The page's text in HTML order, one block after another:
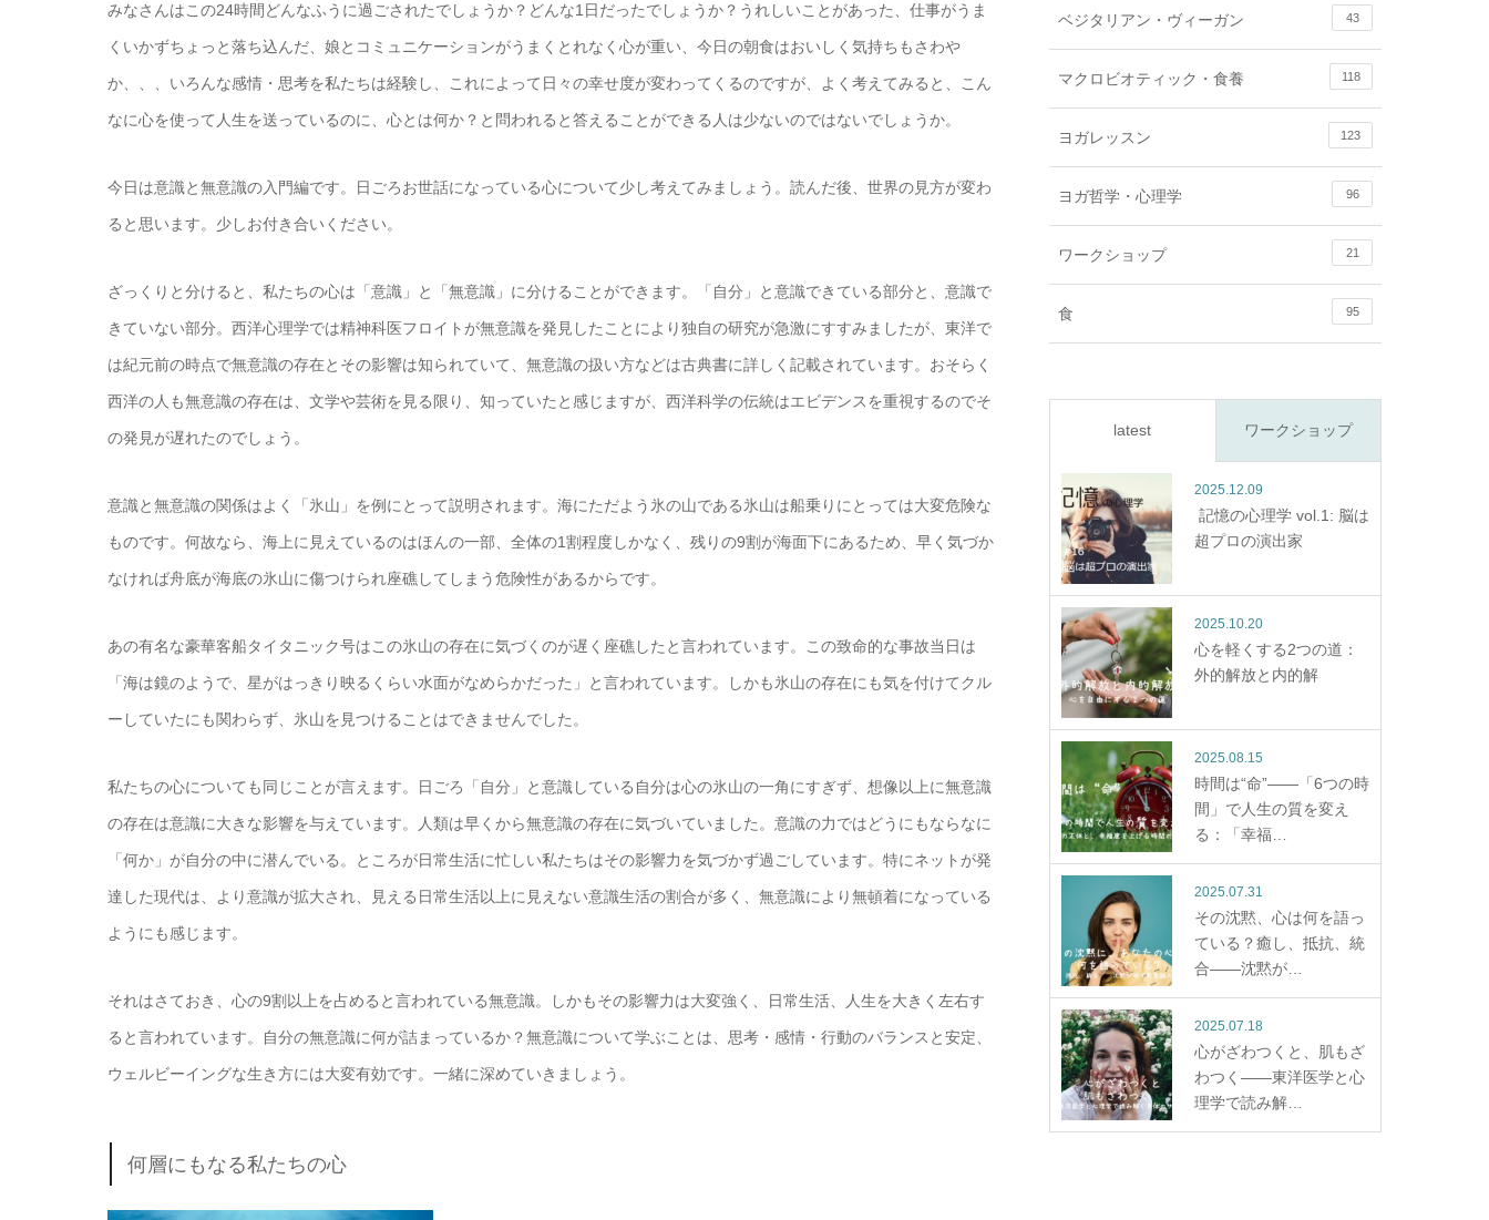
みなさんはこの24時間どんなふうに過ごされたでしょうか？どんな1日だったでしょうか？うれしいことがあった、仕事がうま
くいかずちょっと落ち込んだ、娘とコミュニケーションがうまくとれなく心が重い、今日の朝食はおいしく気持ちもさわや
か、、、いろんな感情・思考を私たちは経験し、これによって日々の幸せ度が変わってくるのですが、よく考えてみると、こん
なに心を使って人生を送っているのに、心とは何か？と問われると答えることができる人は少ないのではないでしょうか。
今日は意識と無意識の入門編です。日ごろお世話になっている心について少し考えてみましょう。読んだ後、世界の見方が変わ
ると思います。少しお付き合いください。
ざっくりと分けると、私たちの心は「意識」と「無意識」に分けることができます。「自分」と意識できている部分と、意識で
きていない部分。西洋心理学では精神科医フロイトが無意識を発見したことにより独自の研究が急激にすすみましたが、東洋で
は紀元前の時点で無意識の存在とその影響は知られていて、無意識の扱い方などは古典書に詳しく記載されています。おそらく
西洋の人も無意識の存在は、文学や芸術を見る限り、知っていたと感じますが、西洋科学の伝統はエビデンスを重視するのでそ
の発見が遅れたのでしょう。
意識と無意識の関係はよく「氷山」を例にとって説明されます。海にただよう氷の山である氷山は船乗りにとっては大変危険な
ものです。何故なら、海上に見えているのはほんの一部、全体の1割程度しかなく、残りの9割が海面下にあるため、早く気づか
なければ舟底が海底の氷山に傷つけられ座礁してしまう危険性があるからです。
あの有名な豪華客船タイタニック号はこの氷山の存在に気づくのが遅く座礁したと言われています。この致命的な事故当日は
「海は鏡のようで、星がはっきり映るくらい水面がなめらかだった」と言われています。しかも氷山の存在にも気を付けてクル
ーしていたにも関わらず、氷山を見つけることはできませんでした。
私たちの心についても同じことが言えます。日ごろ「自分」と意識している自分は心の氷山の一角にすぎず、想像以上に無意識
の存在は意識に大きな影響を与えています。人類は早くから無意識の存在に気づいていました。意識の力ではどうにもならなに
「何か」が自分の中に潜んでいる。ところが日常生活に忙しい私たちはその影響力を気づかず過ごしています。特にネットが発
達した現代は、より意識が拡大され、見える日常生活以上に見えない意識生活の割合が多く、無意識により無頓着になっている
ようにも感じます。
それはさておき、心の9割以上を占めると言われている無意識。しかもその影響力は大変強く、日常生活、人生を大きく左右す
ると言われています。自分の無意識に何が詰まっているか？無意識について学ぶことは、思考・感情・行動のバランスと安定、
ウェルビーイングな生き方には大変有効です。一緒に深めていきましょう。
何層にもなる私たちの心
ベジタリアン・ヴィーガン 43
マクロビオティック・食養 118
ヨガレッスン 123
ヨガ哲学・心理学 96
ワークショップ 21
食 95
latest ワークショップ
2025.12.09
記憶の心理学 vol.1: 脳は
超プロの演出家
2025.10.20
心を軽くする2つの道：
外的解放と内的解
2025.08.15
時間は“命”——「6つの時
間」で人生の質を変え
る：「幸福…
2025.07.31
その沈黙、心は何を語っ
ている？癒し、抵抗、統
合——沈黙が…
2025.07.18
心がざわつくと、肌もざ
わつく——東洋医学と心
理学で読み解…